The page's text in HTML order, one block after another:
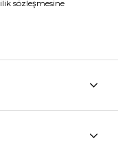
sözleşmesine